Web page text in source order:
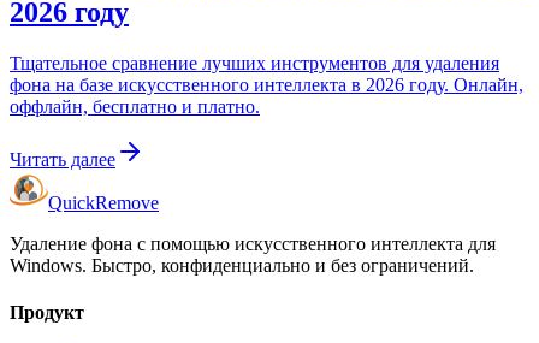
2026 году
Тщательное сравнение лучших инструментов для удаления
фона на базе искусственного интеллекта в 2026 году. Онлайн,
оффлайн, бесплатно и платно.
Читать далее
QuickRemove
Удаление фона с помощью искусственного интеллекта для
Windows. Быстро, конфиденциально и без ограничений.
Продукт